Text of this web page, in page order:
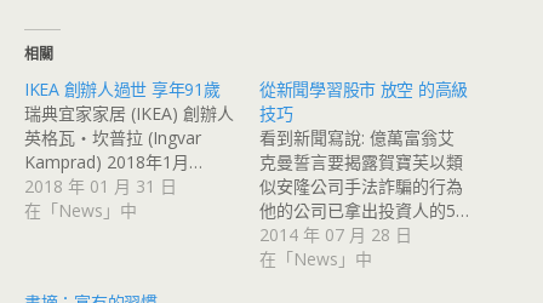
相關
IKEA 創辦人過世 享年91歲
瑞典宜家家居 (IKEA) 創辦人
英格瓦‧坎普拉 (Ingvar
Kamprad) 2018年1月…
2018 年 01 月 31 日
在「News」中
從新聞學習股市 放空 的高級
技巧
看到新聞寫說: 億萬富翁艾
克曼誓言要揭露賀寶芙以類
似安隆公司手法詐騙的行為
他的公司已拿出投資人的5…
2014 年 07 月 28 日
在「News」中